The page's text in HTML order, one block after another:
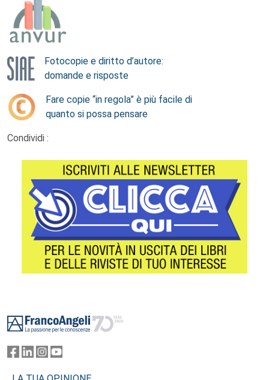
Fotocopie e diritto d’autore:
domande e risposte
Fare copie “in regola” è più facile di
quanto si possa pensare
Condividi :